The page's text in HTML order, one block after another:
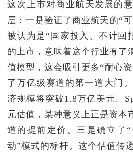
这次上市对商业航天发展的
层：一是验证了商业航天的“
被认为是“国家投入、不计回
的上市，意味着这个行业有了
值模型，这会吸引更多“耐心
了万亿级赛道的第一道大门
济规模将突破1.8万亿美元。
元估值，某种意义上正是资本
道的提前定价。三是确立了
动”模式的标杆。这个估值传